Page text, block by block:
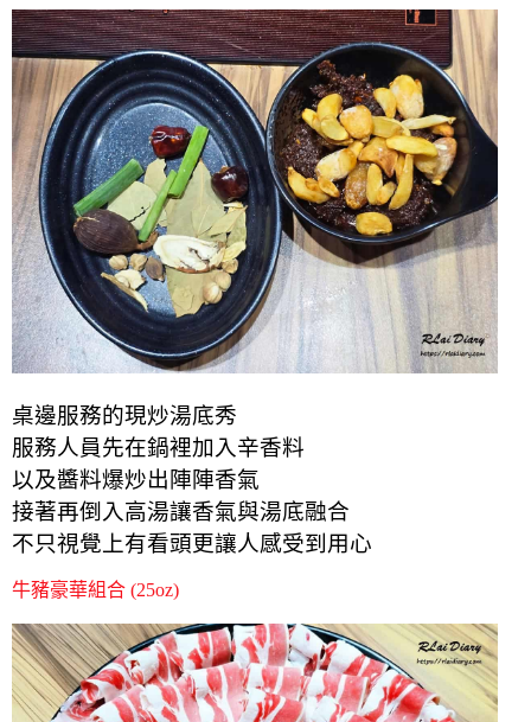
桌邊服務的現炒湯底秀
服務人員先在鍋裡加入辛香料
以及醬料爆炒出陣陣香氣
接著再倒入高湯讓香氣與湯底融合
不只視覺上有看頭更讓人感受到用心
牛豬豪華組合 (25oz)